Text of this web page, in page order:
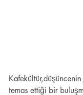
temas ettiği bir